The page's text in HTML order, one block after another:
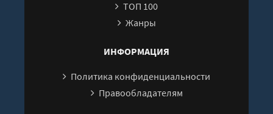
ТОП 100
Жанры
ИНФОРМАЦИЯ
Политика конфиденциальности
Правообладателям